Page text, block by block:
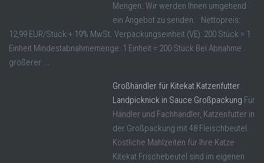
Mengen. Wir werden Ihnen umgehend
ein Angebot zu senden. Nettopreis:
12,99 EUR/Stück + 19% MwSt. Verpackungseinheit (VE): 200 Stück = 1
Einheit Mindestabnahmemenge: 1 Einheit = 200 Stück Bei Abnahme
größerer ...
Großhändler für Kitekat Katzenfutter
Landpicknick in Sauce Großpackung Für
Händler und Fachhändler, Katzenfutter in
der Großpackung mit 48 Fleischbeutel.
Köstliche Mahlzeiten für Ihre Katze
Kitekat Frischebeutel sind im eigenen